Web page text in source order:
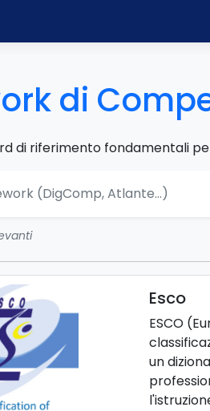
di
di riferimento fondamentali
Esco
ESCO
un